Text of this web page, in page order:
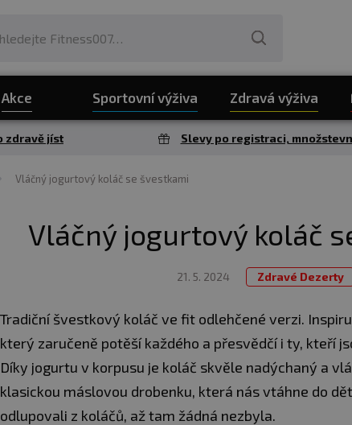
Akce Sportovní výživa Zdravá výživa
zdravě jíst Slevy po registraci,
Vláčný jogurtový koláč se švestkami
Vláčný jogurtový koláč
21. 5. 2024 Zdravé Dezerty
Tradiční švestkový koláč ve fit odlehčené verzi.
který zaručeně potěší každého a přesvědčí i ty, kteří
Díky jogurtu v korpusu je koláč skvěle nadýchaný a
klasickou máslovou drobenku, která nás vtáhne do
odlupovali z koláčů, až tam žádná nezbyla.